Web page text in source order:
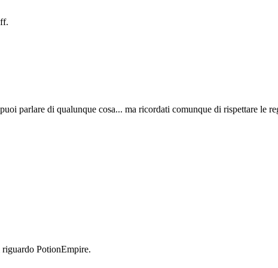
parlare di qualunque cosa... ma ricordati comunque di rispettare le
PotionEmpire.